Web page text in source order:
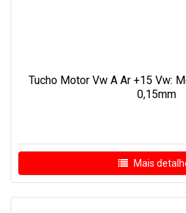
Tucho Motor Vw A Ar +15 Vw:
0,15mm
Mais